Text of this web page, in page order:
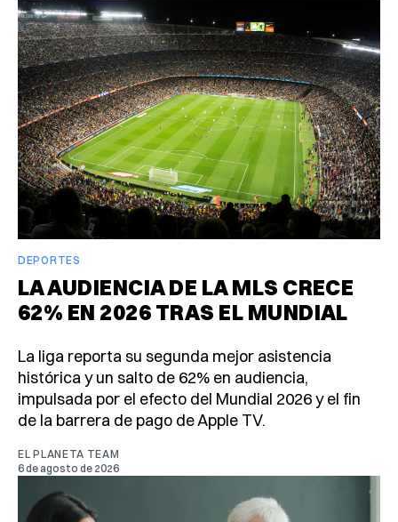
DEPORTES
LA AUDIENCIA DE LA MLS CRECE
62% EN 2026 TRAS EL MUNDIAL
La liga reporta su segunda mejor asistencia
histórica y un salto de 62% en audiencia,
impulsada por el efecto del Mundial 2026 y el fin
de la barrera de pago de Apple TV.
EL PLANETA TEAM
6 de agosto de 2026